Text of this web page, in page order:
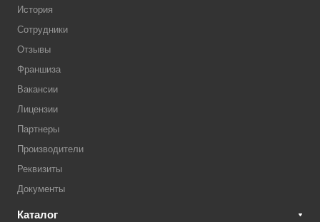
История
Сотрудники
Отзывы
Франшиза
Вакансии
Лицензии
Партнеры
Производители
Реквизиты
Документы
Каталог